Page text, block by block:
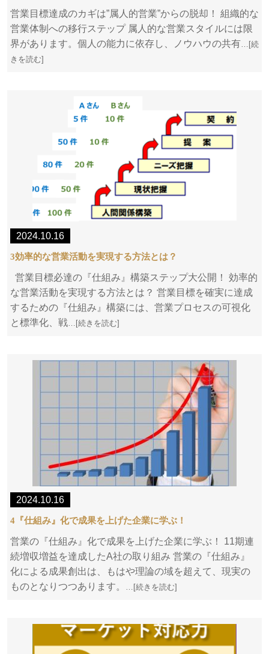
営業目標達成のカギは”属人的営業”からの脱却！ 組織的な
営業体制への移行ステップ 属人的な営業スタイルには限
界があります。個人の能力に依存し、ノウハウの共有…[続
きを読む]
2024.10.16
3効率的な営業活動を実現する方法とは？
営業目標必達の『仕組み』構築ステップ大公開！ 効率的
な営業活動を実現する方法とは？ 営業目標を確実に達成
するための『仕組み』構築には、営業プロセスの可視化
と標準化、戦…[続きを読む]
2024.10.16
4『仕組み』化で成果を上げた企業に学ぶ！
営業の『仕組み』化で成果を上げた企業に学ぶ！ 11期連
続増収増益を達成したA社の取り組み 営業の『仕組み』
化による成果創出は、もはや理論の域を超えて、現実の
ものとなりつつあります。
…[続きを読む]